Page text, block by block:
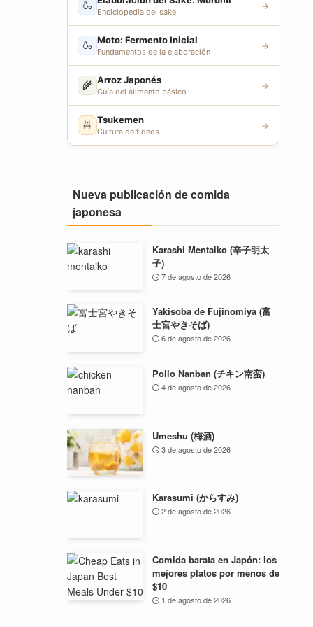
🍶
Enciclopedia del sake
→
🍶 Moto: Fermento Inicial
Fundamentos de la elaboración
→
🌾 Arroz Japonés
Guía del alimento básico
→
🍜 Tsukemen
Cultura de fideos
→
Nueva publicación de comida
japonesa
Karashi Mentaiko (辛子明太
子)
7 de agosto de 2026
Yakisoba de Fujinomiya (富
士宮やきそば)
6 de agosto de 2026
Pollo Nanban (チキン南蛮)
4 de agosto de 2026
Umeshu (梅酒)
3 de agosto de 2026
Karasumi (からすみ)
2 de agosto de 2026
Comida barata en Japón: los
mejores platos por menos de
$10
1 de agosto de 2026